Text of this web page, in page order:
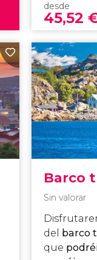
desde
45,52
Barco
Sin valorar
del barco
que